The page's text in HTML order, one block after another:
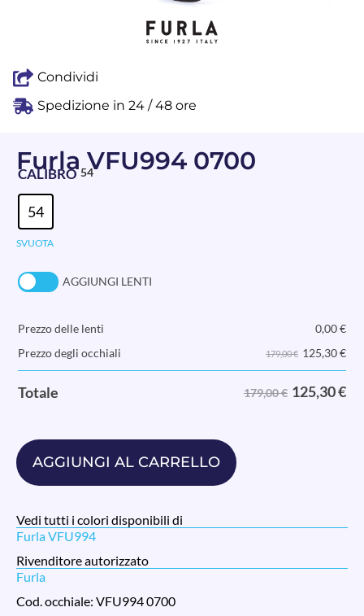
Condividi
Spedizione in 24 / 48 ore
Furla VFU994 0700
CALIBRO 54
54
SVUOTA
AGGIUNGI LENTI
Prezzo delle lenti 0,00€
Prezzo degli occhiali
179,00 € 125,30€
Totale 179,00 € 125,30€
AGGIUNGI AL CARRELLO
Vedi tutti i colori disponibili di
Furla VFU994
Rivenditore autorizzato
Furla
Cod. occhiale: VFU994 0700